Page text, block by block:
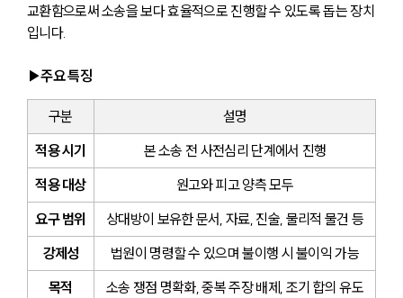
교환함으로써 소송을 보다 효율적으로 진행할 수 있도록 돕는 장치
입니다.
▶주요 특징
구분
설명
적용 시기
본 소송 전 사전심리 단계에서 진행
적용 대상
원고와 피고 양측 모두
요구 범위
상대방이 보유한 문서, 자료, 진술, 물리적 물건 등
강제성
법원이 명령할 수 있으며 불이행 시 불이익 가능
목적
소송 쟁점 명확화, 중복 주장 배제, 조기 합의 유도